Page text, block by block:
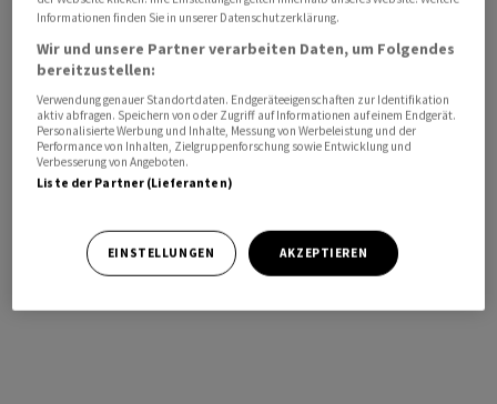
Informationen finden Sie in unserer Datenschutzerklärung.
Wir und unsere Partner verarbeiten Daten, um Folgendes
bereitzustellen:
Verwendung genauer Standortdaten. Endgeräteeigenschaften zur Identifikation
aktiv abfragen. Speichern von oder Zugriff auf Informationen auf einem Endgerät.
Personalisierte Werbung und Inhalte, Messung von Werbeleistung und der
Performance von Inhalten, Zielgruppenforschung sowie Entwicklung und
Verbesserung von Angeboten.
Liste der Partner (Lieferanten)
EINSTELLUNGEN AKZEPTIEREN